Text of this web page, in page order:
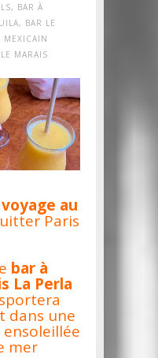
, BAR À
, BAR LE
MEXICAIN
MARAIS
voyage au
Paris
bar à
La Perla
dans une
mer